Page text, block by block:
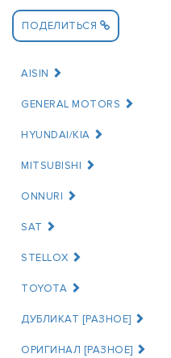
ПОДЕЛИТЬСЯ
AISIN
GENERAL MOTORS
HYUNDAI/KIA
MITSUBISHI
ONNURI
SAT
STELLOX
TOYOTA
ДУБЛИКАТ [РАЗНОЕ]
ОРИГИНАЛ [РАЗНОЕ]